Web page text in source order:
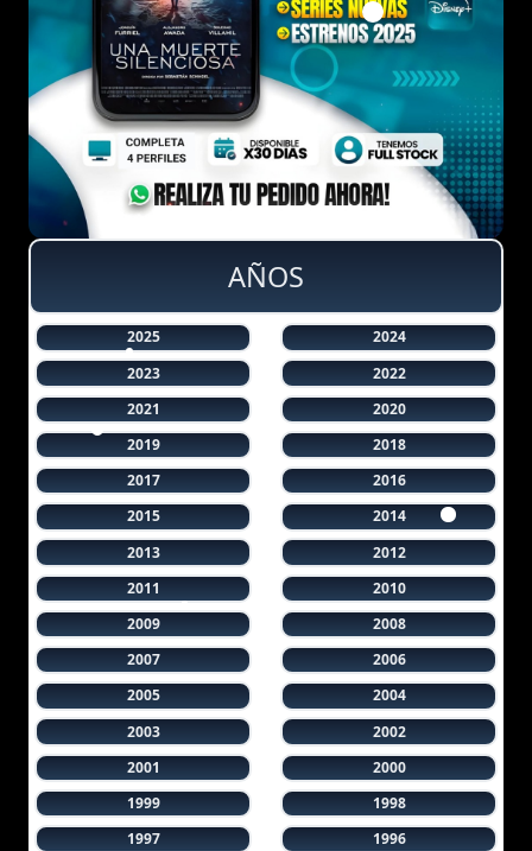
AÑOS
2025
2024
2023
2022
2021
2020
2019
2018
2017
2016
2015
2014
2013
2012
2011
2010
2009
2008
2007
2006
2005
2004
2003
2002
2001
2000
1999
1998
1997
1996